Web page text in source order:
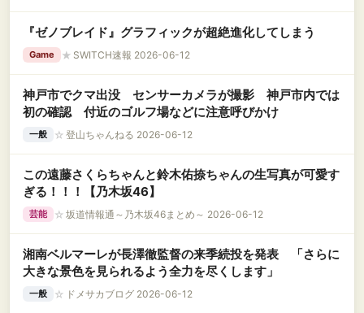
『ゼノブレイド』グラフィックが超絶進化してしまう
Game ★ SWITCH速報 2026-06-12
神戸市でクマ出没 センサーカメラが撮影 神戸市内では
初の確認 付近のゴルフ場などに注意呼びかけ
一般 ☆ 登山ちゃんねる 2026-06-12
この遠藤さくらちゃんと鈴木佑捺ちゃんの生写真が可愛す
ぎる！！！【乃木坂46】
芸能 ☆ 坂道情報通～乃木坂46まとめ～ 2026-06-12
湘南ベルマーレが長澤徹監督の来季続投を発表 「さらに
大きな景色を見られるよう全力を尽くします」
一般 ☆ ドメサカブログ 2026-06-12